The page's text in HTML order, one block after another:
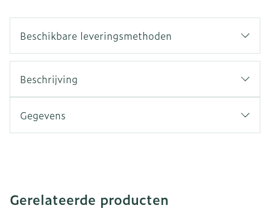
Beschikbare leveringsmethoden
Beschrijving
Gegevens
Gerelateerde producten